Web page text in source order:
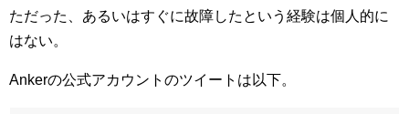
ただった、あるいはすぐに故障したという経験は個人的に
はない。
Ankerの公式アカウントのツイートは以下。